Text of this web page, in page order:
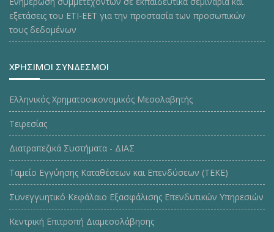
εξετάσεις του ΕΤΙ-ΕΕΤ για την προστασία των προσωπικών
τους δεδομένων
ΧΡΗΣΙΜΟΙ ΣΥΝΔΕΣΜΟΙ
Ελληνικός Χρηματοοικονομικός Μεσολαβητής
Τειρεσίας
Διατραπεζικά Συστήματα - ΔΙΑΣ
Ταμείο Εγγύησης Καταθέσεων και Επενδύσεων (ΤΕΚE)
Συνεγγυητικό Κεφάλαιο Εξασφάλισης Επενδυτικών Υπηρεσιών
Κεντρική Επιτροπή Διαμεσολάβησης